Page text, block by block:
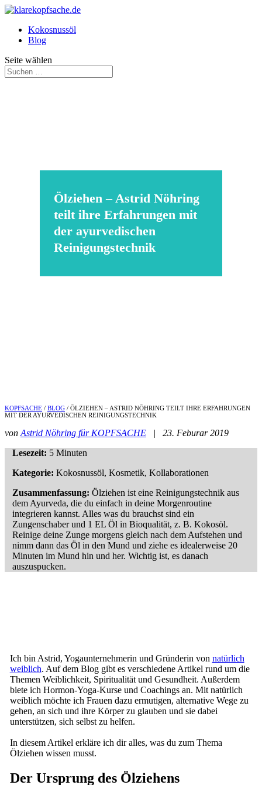
Kokosnussöl
Blog
Seite wählen
Ölziehen – Astrid Nöhring
teilt ihre Erfahrungen mit
der ayurvedischen
Reinigungstechnik
KOPFSACHE / BLOG / ÖLZIEHEN – ASTRID NÖHRING TEILT IHRE ERFAHRUNGEN
MIT DER AYURVEDISCHEN REINIGUNGSTECHNIK
von Astrid Nöhring für KOPFSACHE | 23. Feburar 2019
Lesezeit: 5 Minuten
Kategorie: Kokosnussöl, Kosmetik, Kollaborationen
Zusammenfassung: Ölziehen ist eine Reinigungstechnik aus
dem Ayurveda, die du einfach in deine Morgenroutine
integrieren kannst. Alles was du brauchst sind ein
Zungenschaber und 1 EL Öl in Bioqualität, z. B. Kokosöl.
Reinige deine Zunge morgens gleich nach dem Aufstehen und
nimm dann das Öl in den Mund und ziehe es idealerweise 20
Minuten im Mund hin und her. Wichtig ist, es danach
auszuspucken.
Ich bin Astrid, Yogaunternehmerin und Gründerin von natürlich
weiblich. Auf dem Blog gibt es verschiedene Artikel rund um die
Themen Weiblichkeit, Spiritualität und Gesundheit. Außerdem
biete ich Hormon-Yoga-Kurse und Coachings an. Mit natürlich
weiblich möchte ich Frauen dazu ermutigen, alternative Wege zu
gehen, an sich und ihre Körper zu glauben und sie dabei
unterstützen, sich selbst zu helfen.
In diesem Artikel erkläre ich dir alles, was du zum Thema
Ölziehen wissen musst.
Der Ursprung des Ölziehens